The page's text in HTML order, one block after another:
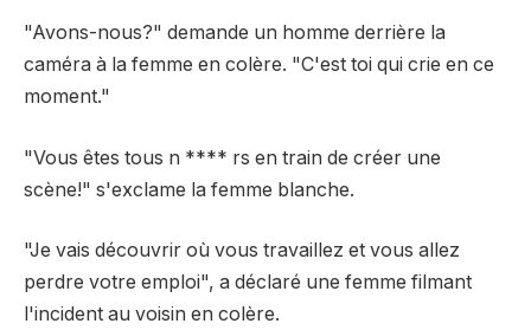
"Avons-nous?" demande un homme derrière la
caméra à la femme en colère. "C'est toi qui crie en ce
moment."
"Vous êtes tous n **** rs en train de créer une
scène!" s'exclame la femme blanche.
"Je vais découvrir où vous travaillez et vous allez
perdre votre emploi", a déclaré une femme filmant
l'incident au voisin en colère.